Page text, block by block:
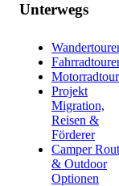
Unterwegs
Projekt
Migration,
Reisen &
Förderer
Camper
& Outdoor
Optionen